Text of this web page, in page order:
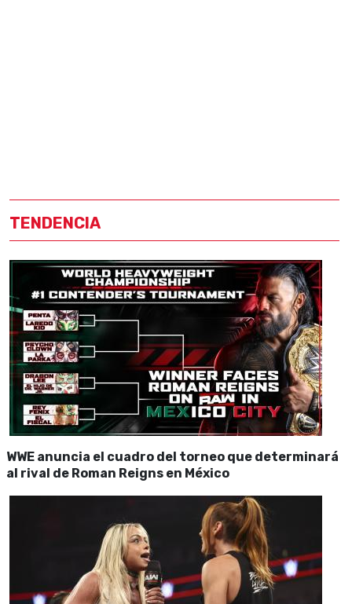
TENDENCIA
WWE anuncia el cuadro del torneo que determinará
al rival de Roman Reigns en México